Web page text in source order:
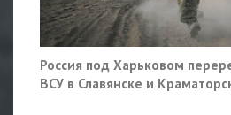
Россия под Харьковом
ВСУ в Славянске и